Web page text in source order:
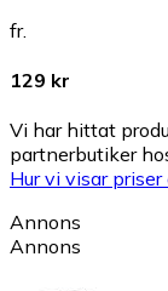
fr.
129 kr
Vi har hittat
partnerbutiker
Hur vi visar
Annons
Annons